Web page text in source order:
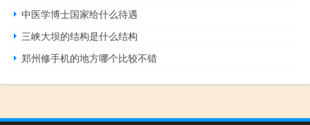
中医学博士国家给什么待遇
三峡大坝的结构是什么结构
郑州修手机的地方哪个比较不错